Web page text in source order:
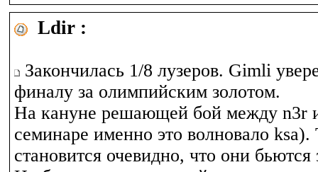
Ldir :
Закончилась 1/8 лузеров. Gimli
финалу за олимпийским золотом.
На кануне решающей бой между n3r
семинаре именно это волновало
становится очевидно, что они бьются